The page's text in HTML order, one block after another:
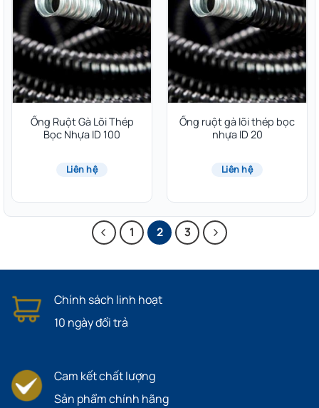
Ống Ruột Gà Lõi Thép
Bọc Nhựa ID 100
Liên hệ
Ống ruột gà lõi thép bọc
nhựa ID 20
Liên hệ
1 2 3
Chính sách linh hoạt
10 ngày đổi trả
Cam kết chất lượng
Sản phẩm chính hãng